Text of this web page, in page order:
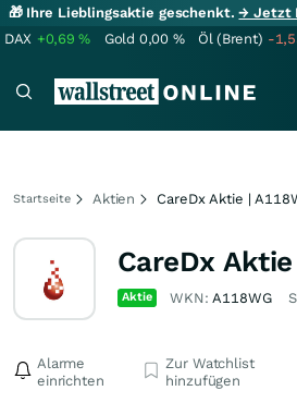
🎁 Ihre Lieblingsaktie geschenkt.→ Jetzt
DAX +0,69% Gold 0,00 % Öl (Brent) -
Startseite Aktien CareDx Aktie |
CareDx Aktie
Aktie WKN:A118WG
Alarme
einrichten
Zur Watchlist
hinzufügen